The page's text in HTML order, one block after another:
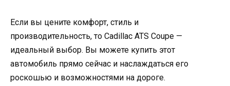
Если вы цените комфорт, стиль и
производительность, то Cadillac ATS Coupe —
идеальный выбор. Вы можете купить этот
автомобиль прямо сейчас и наслаждаться его
роскошью и возможностями на дороге.